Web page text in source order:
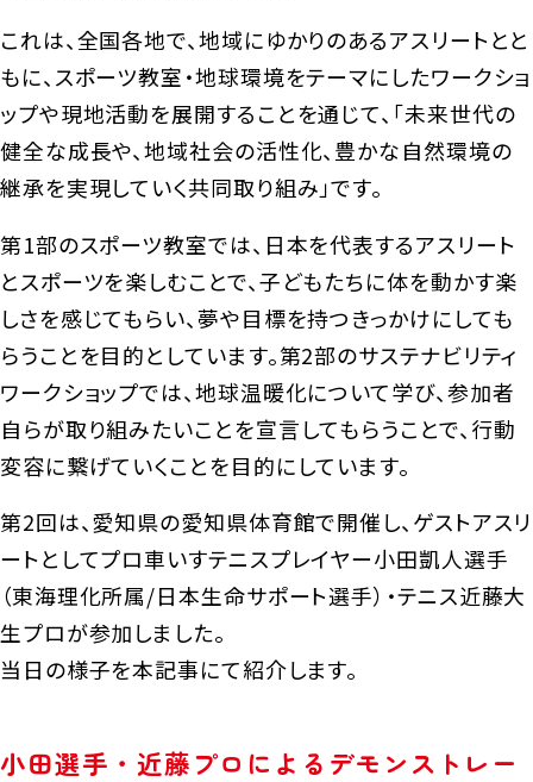
これは、全国各地で、地域にゆかりのあるアスリートとと
もに、スポーツ教室・地球環境をテーマにしたワークショ
ップや現地活動を展開することを通じて、「未来世代の
健全な成長や、地域社会の活性化、豊かな自然環境の
継承を実現していく共同取り組み」です。
第1部のスポーツ教室では、日本を代表するアスリート
とスポーツを楽しむことで、子どもたちに体を動かす楽
しさを感じてもらい、夢や目標を持つきっかけにしても
らうことを目的としています。第2部のサステナビリティ
ワークショップでは、地球温暖化について学び、参加者
自らが取り組みたいことを宣言してもらうことで、行動
変容に繋げていくことを目的にしています。
第2回は、愛知県の愛知県体育館で開催し、ゲストアスリ
ートとしてプロ車いすテニスプレイヤー小田凱人選手
（東海理化所属/日本生命サポート選手）・テニス近藤大
生プロが参加しました。
当日の様子を本記事にて紹介します。
小田選手・近藤プロによるデモンストレー